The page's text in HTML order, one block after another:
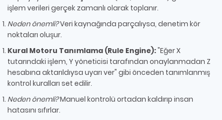
işlem verileri gerçek zamanlı olarak toplanır.
Neden önemli?Veri kaynağında parçalıysa, denetim kör
noktaları oluşur.
Kural Motoru Tanımlama (Rule Engine):"Eğer X
tutarındaki işlem, Y yöneticisi tarafından onaylanmadan Z
hesabına aktarıldıysa uyarı ver" gibi önceden tanımlanmış
kontrol kuralları set edilir.
Neden önemli?Manuel kontrolü ortadan kaldırıp insan
hatasını sıfırlar.